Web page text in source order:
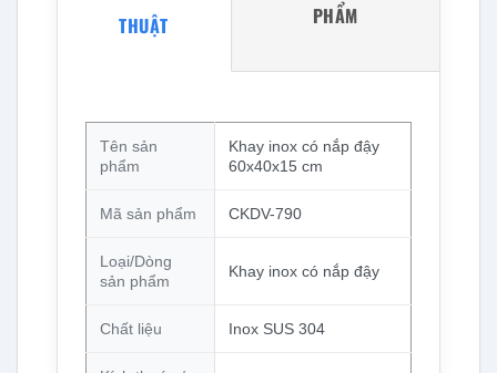
THUẬT
PHẨM
Tên sản
phẩm
Khay inox có nắp đậy
60x40x15 cm
Mã sản phẩm CKDV-790
Loại/Dòng
sản phẩm
Khay inox có nắp đậy
Chất liệu Inox SUS 304